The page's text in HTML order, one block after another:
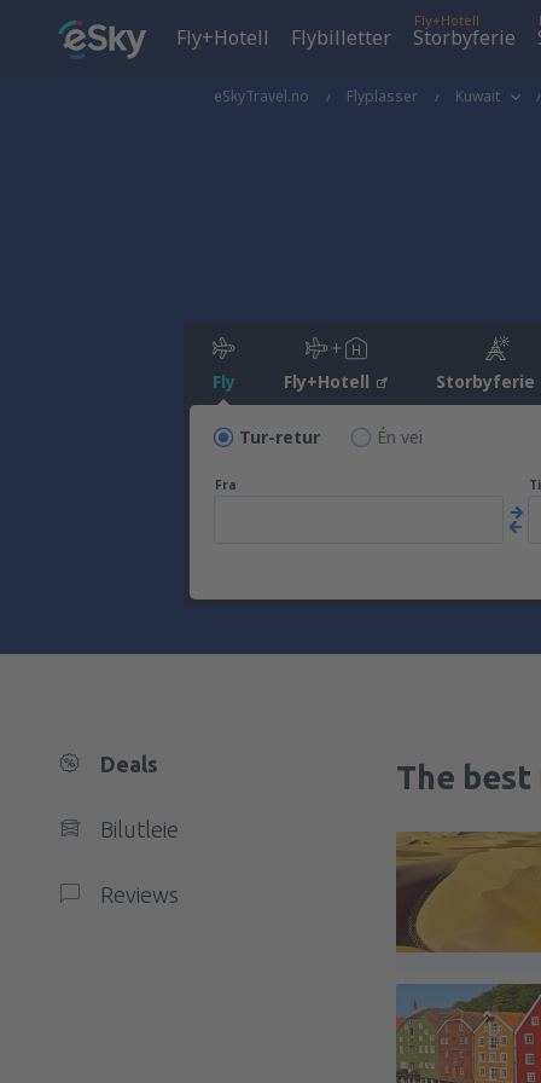
Fly+Hotell Flybilletter
Fly+Hotell
Storbyferie
eSkyTravel.no Flyplasser Kuwait
Fly Fly+Hotell Storbyferie
Tur-retur Én vei
Fra
Deals
Bilutleie
Reviews
The